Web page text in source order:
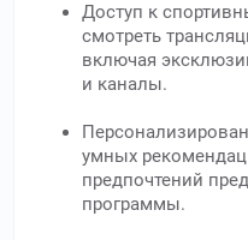
Доступ к
смотреть
включая
и каналы.
умных
предпочтений
программы.